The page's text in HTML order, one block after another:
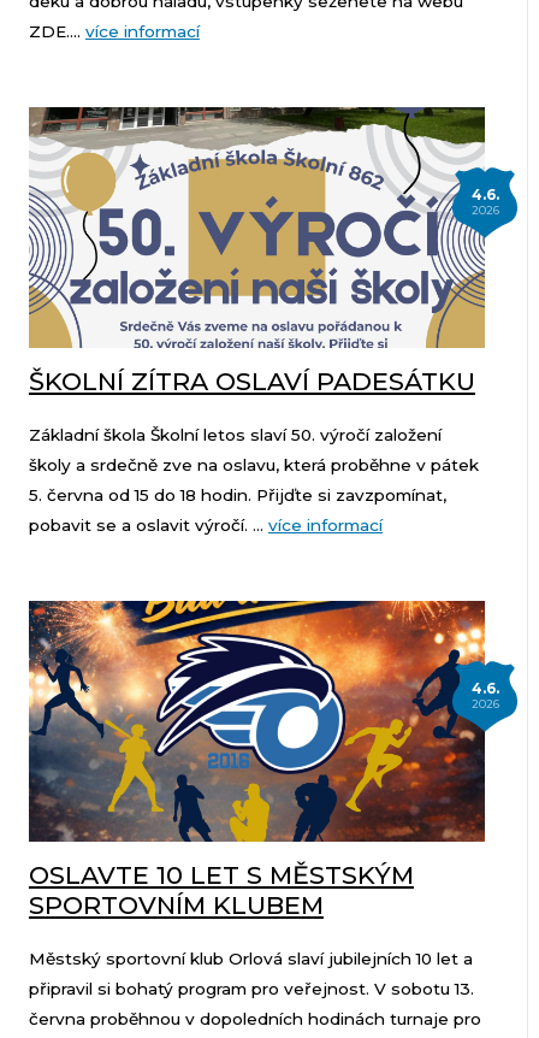
ZDE.... více informací
4.6.
2026
ŠKOLNÍ ZÍTRA OSLAVÍ PADESÁTKU
Základní škola Školní letos slaví 50. výročí založení
školy a srdečně zve na oslavu, která proběhne v pátek
5. června od 15 do 18 hodin. Přijďte si zavzpomínat,
pobavit se a oslavit výročí. ... více informací
4.6.
2026
OSLAVTE 10 LET S MĚSTSKÝM
SPORTOVNÍM KLUBEM
Městský sportovní klub Orlová slaví jubilejních 10 let a
připravil si bohatý program pro veřejnost. V sobotu 13.
června proběhnou v dopoledních hodinách turnaje pro